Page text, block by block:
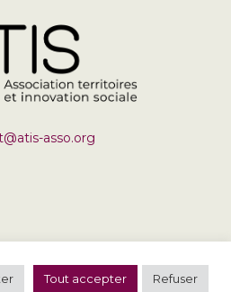
asso.org
Tout accepter Refuser